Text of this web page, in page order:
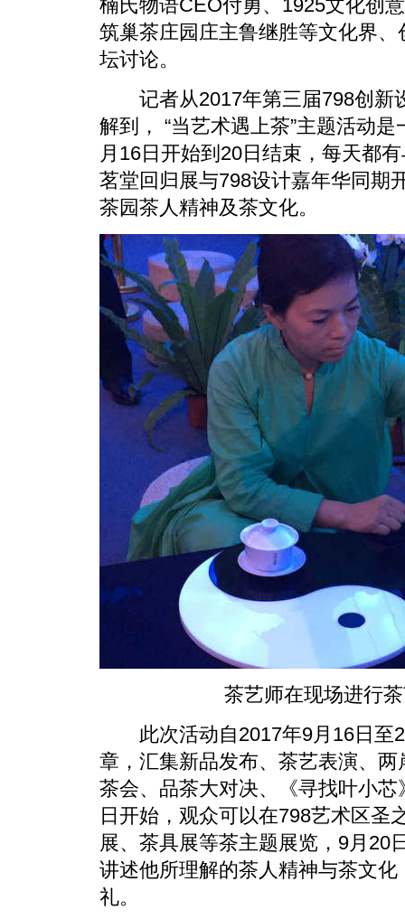
楠氏物语CEO付勇、1925文化创
筑巢茶庄园庄主鲁继胜等文化界
坛讨论。
记者从2017年第三届798创新
解到， “当艺术遇上茶”主题活动
月16日开始到20日结束，每天都
茗堂回归展与798设计嘉年华同期
茶园茶人精神及茶文化。
茶艺师在现场进行
此次活动自2017年9月16日至
章，汇集新品发布、茶艺表演、
茶会、品茶大对决、《寻找叶小
日开始，观众可以在798艺术区圣
展、茶具展等茶主题展览，9月20
讲述他所理解的茶人精神与茶文
礼。